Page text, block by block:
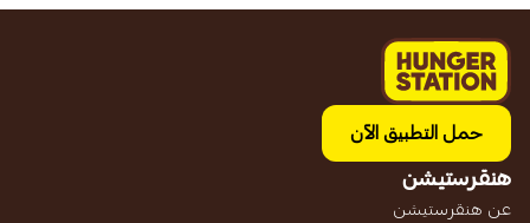
حمل التطبيق الآن
هنقرستيشن
عن هنقرستيشن